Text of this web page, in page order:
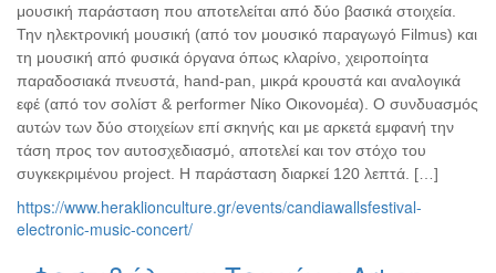
μουσική παράσταση που αποτελείται από δύο βασικά στοιχεία.
Την ηλεκτρονική μουσική (από τον μουσικό παραγωγό Filmus) και
τη μουσική από φυσικά όργανα όπως κλαρίνο, χειροποίητα
παραδοσιακά πνευστά, hand-pan, μικρά κρουστά και αναλογικά
εφέ (από τον σολίστ & performer Νίκο Οικονομέα). Ο συνδυασμός
αυτών των δύο στοιχείων επί σκηνής και με αρκετά εμφανή την
τάση προς τον αυτοσχεδιασμό, αποτελεί και τον στόχο του
συγκεκριμένου project. Η παράσταση διαρκεί 120 λεπτά. […]
https://www.heraklionculture.gr/events/candiawallsfestival-
electronic-music-concert/